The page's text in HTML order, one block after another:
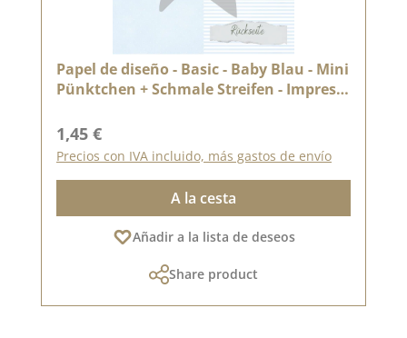
Papel de diseño - Basic - Baby Blau - Mini
Pünktchen + Schmale Streifen - Impreso
Precio normal:
1,45 €
Precios con IVA incluido, más gastos de envío
A la cesta
Añadir a la lista de deseos
Share product